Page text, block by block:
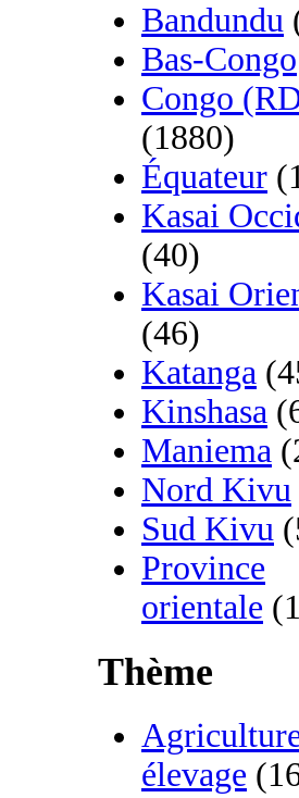
Bandundu
Bas-Congo
Congo
(1880)
Équateur
Kasai
(40)
Kasai
(46)
Katanga
Kinshasa
Maniema
Nord Kivu
Sud Kivu
Province
orientale
Thème
élevage